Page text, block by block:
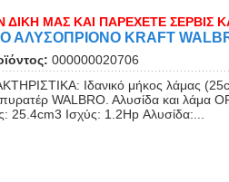
ΜΑΣ ΚΑΙ ΠΑΡΕΧΕΤΕ ΣΕΡΒΙΣ
ΑΛΥΣΟΠΡΙΟΝΟ KRAFT
000000020706
Ιδανικό μήκος λάμας
WALBRO. Aλυσίδα και λάμα
25.4cm3 Ισχύς: 1.2Hp Αλυσίδα:...